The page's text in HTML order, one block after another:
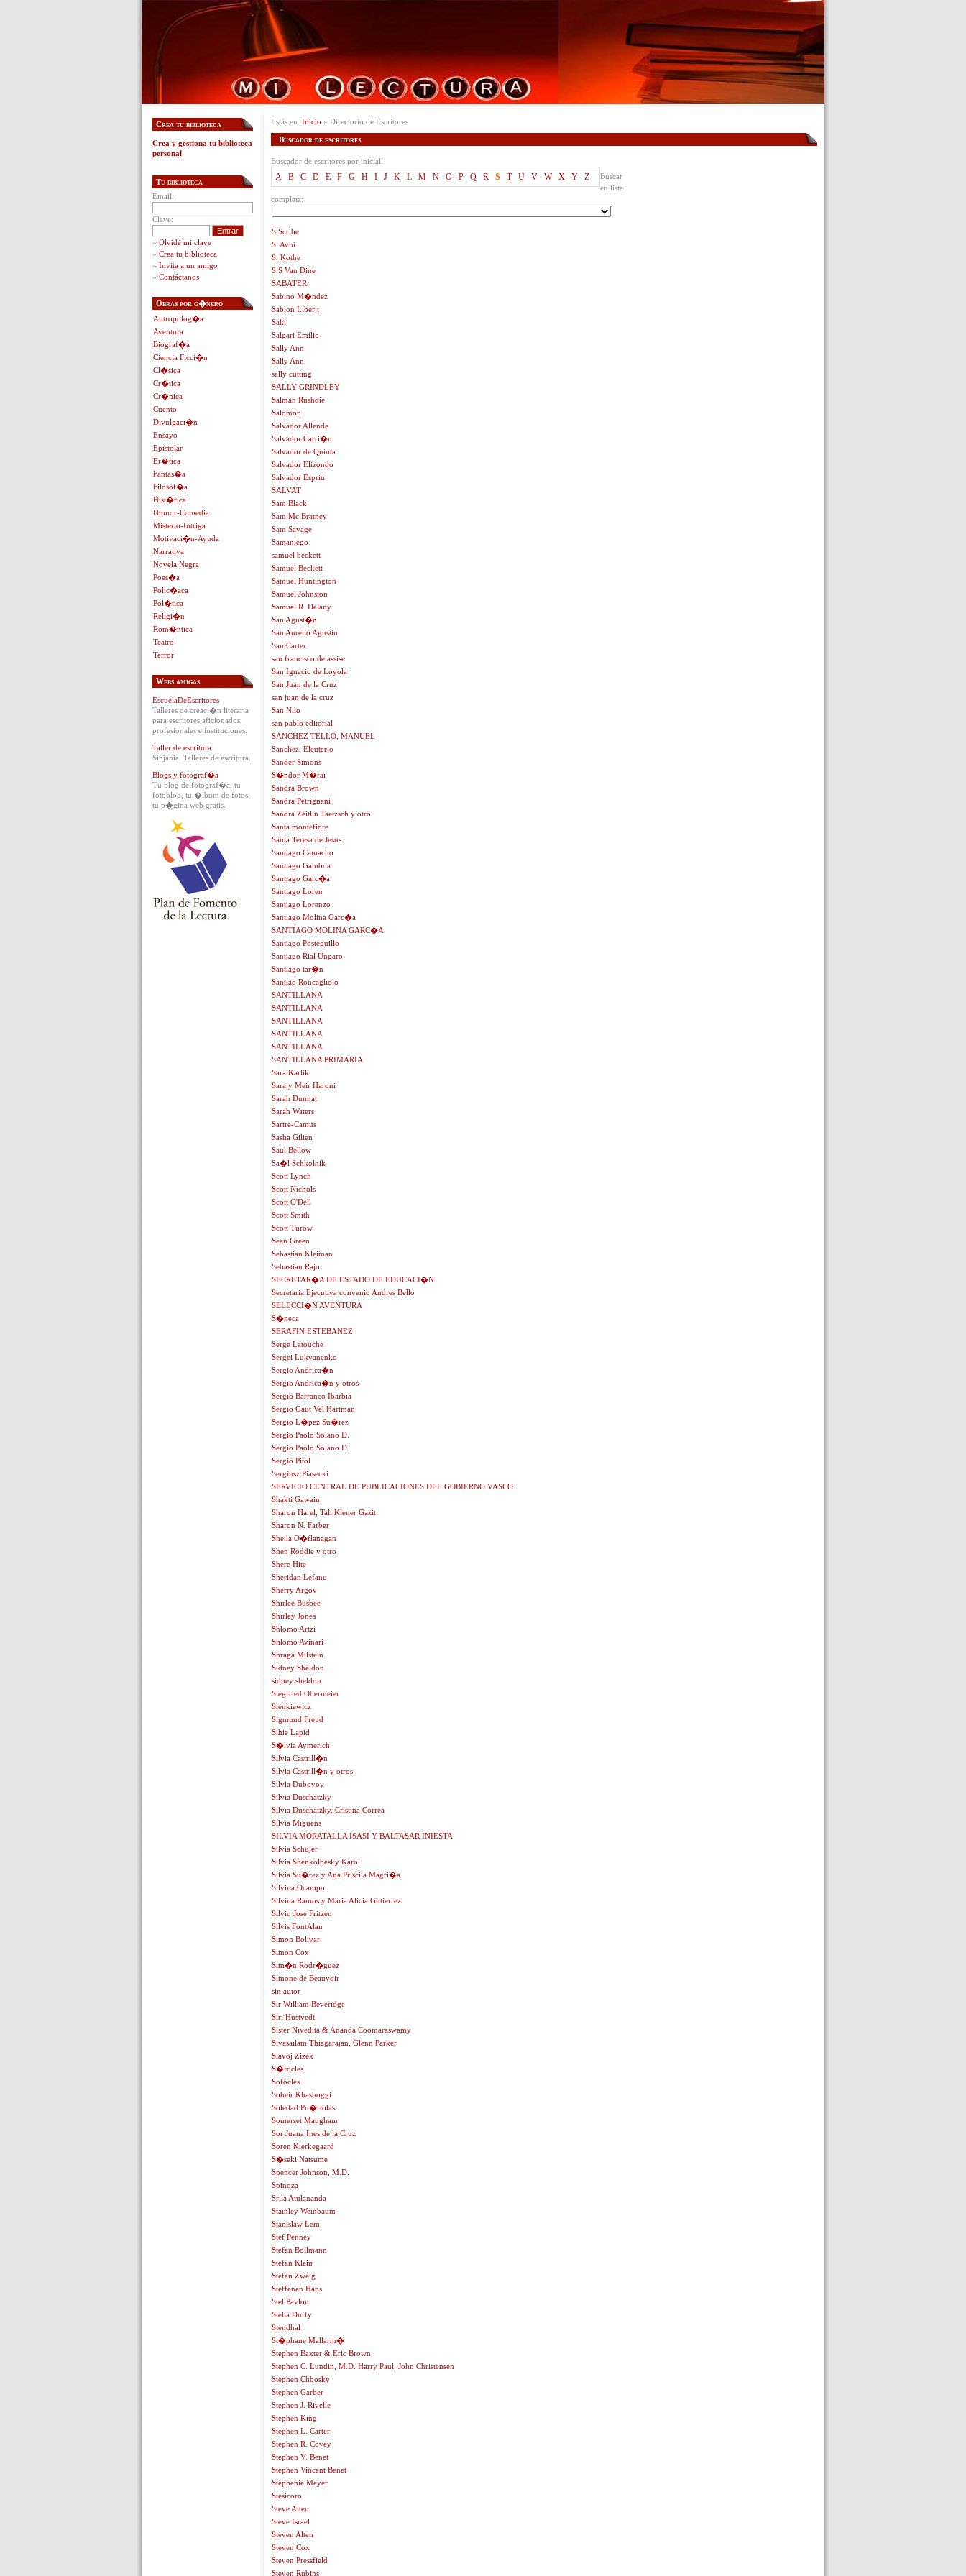
Estás en: Inicio » Directorio de Escritores
Buscador de escritores
Buscador de escritores por inicial:
A B C D E F G H I J K L M N O P Q R S T U V W X Y Z
Buscar
en lista
completa:
S Scribe
S. Avni
S. Kothe
S.S Van Dine
SABATER
Sabino M�ndez
Sabion Liberjt
Saki
Salgari Emilio
Sally Ann
Sally Ann
sally cutting
SALLY GRINDLEY
Salman Rushdie
Salomon
Salvador Allende
Salvador Carri�n
Salvador de Quinta
Salvador Elizondo
Salvador Espriu
SALVAT
Sam Black
Sam Mc Bratney
Sam Savage
Samaniego
samuel beckett
Samuel Beckett
Samuel Huntington
Samuel Johnston
Samuel R. Delany
San Agust�n
San Aurelio Agustin
San Carter
san francisco de assise
San Ignacio de Loyola
San Juan de la Cruz
san juan de la cruz
San Nilo
san pablo editorial
SANCHEZ TELLO, MANUEL
Sanchez, Eleuterio
Sander Simons
S�ndor M�rai
Sandra Brown
Sandra Petrignani
Sandra Zeitlin Taetzsch y otro
Santa montefiore
Santa Teresa de Jesus
Santiago Camacho
Santiago Gamboa
Santiago Garc�a
Santiago Loren
Santiago Lorenzo
Santiago Molina Garc�a
SANTIAGO MOLINA GARC�A
Santiago Posteguillo
Santiago Rial Ungaro
Santiago tar�n
Santiao Roncagliolo
SANTILLANA
SANTILLANA
SANTILLANA
SANTILLANA
SANTILLANA
SANTILLANA PRIMARIA
Sara Karlik
Sara y Meir Haroni
Sarah Dunnat
Sarah Waters
Sartre-Camus
Sasha Gilien
Saul Bellow
Sa�l Schkolnik
Scott Lynch
Scott Nichols
Scott O'Dell
Scott Smith
Scott Turow
Sean Green
Sebastian Kleiman
Sebastian Rajo
SECRETAR�A DE ESTADO DE EDUCACI�N
Secretaria Ejecutiva convenio Andres Bello
SELECCI�N AVENTURA
S�neca
SERAFIN ESTEBANEZ
Serge Latouche
Sergei Lukyanenko
Sergio Andrica�n
Sergio Andrica�n y otros
Sergio Barranco Ibarbia
Sergio Gaut Vel Hartman
Sergio L�pez Su�rez
Sergio Paolo Solano D.
Sergio Paolo Solano D.
Sergio Pitol
Sergiusz Piasecki
SERVICIO CENTRAL DE PUBLICACIONES DEL GOBIERNO VASCO
Shakti Gawain
Sharon Harel, Tali Klener Gazit
Sharon N. Farber
Sheila O�flanagan
Shen Roddie y otro
Shere Hite
Sheridan Lefanu
Sherry Argov
Shirlee Busbee
Shirley Jones
Shlomo Artzi
Shlomo Avinari
Shraga Milstein
Sidney Sheldon
sidney sheldon
Siegfried Obermeier
Sienkiewicz
Sigmund Freud
Sihie Lapid
S�lvia Aymerich
Silvia Castrill�n
Silvia Castrill�n y otros
Silvia Dubovoy
Silvia Duschatzky
Silvia Duschatzky, Cristina Correa
Silvia Miguens
SILVIA MORATALLA ISASI Y BALTASAR INIESTA
Silvia Schujer
Silvia Shenkolbesky Karol
Silvia Su�rez y Ana Priscila Magri�a
Silvina Ocampo
Silvina Ramos y Maria Alicia Gutierrez
Silvio Jose Fritzen
Silvis FontAlan
Simon Bolivar
Simon Cox
Sim�n Rodr�guez
Simone de Beauvoir
sin autor
Sir William Beveridge
Siri Hustvedt
Sister Nivedita & Ananda Coomaraswamy
Sivasailam Thiagarajan, Glenn Parker
Slavoj Zizek
S�focles
Sofocles
Soheir Khashoggi
Soledad Pu�rtolas
Somerset Maugham
Sor Juana Ines de la Cruz
Soren Kierkegaard
S�seki Natsume
Spencer Johnson, M.D.
Spinoza
Srila Atulananda
Stainley Weinbaum
Stanislaw Lem
Stef Penney
Stefan Bollmann
Stefan Klein
Stefan Zweig
Steffenen Hans
Stel Pavlou
Stella Duffy
Stendhal
St�phane Mallarm�
Stephen Baxter & Eric Brown
Stephen C. Lundin, M.D. Harry Paul, John Christensen
Stephen Chbosky
Stephen Garber
Stephen J. Rivelle
Stephen King
Stephen L. Carter
Stephen R. Covey
Stephen V. Benet
Stephen Vincent Benet
Stephenie Meyer
Stesicoro
Steve Alten
Steve Israel
Steven Alten
Steven Cox
Steven Pressfield
Steven Rubins
Crea tu biblioteca
Crea y gestiona tu biblioteca
personal
Tu biblioteca
Email:
Clave:
» Olvidé mi clave
» Crea tu biblioteca
» Invita a un amigo
» Contáctanos
Obras por g�nero
Antropolog�a
Aventura
Biograf�a
Ciencia Ficci�n
Cl�sica
Cr�tica
Cr�nica
Cuento
Divulgaci�n
Ensayo
Epistolar
Er�tica
Fantas�a
Filosof�a
Hist�rica
Humor-Comedia
Misterio-Intriga
Motivaci�n-Ayuda
Narrativa
Novela Negra
Poes�a
Polic�aca
Pol�tica
Religi�n
Rom�ntica
Teatro
Terror
Webs amigas
EscuelaDeEscritores
Talleres de creaci�n literaria
para escritores aficionados,
profesionales e instituciones.
Taller de escritura
Sinjania. Talleres de escritura.
Blogs y fotograf�a
Tu blog de fotograf�a, tu
fotoblog, tu �lbum de fotos,
tu p�gina web gratis.